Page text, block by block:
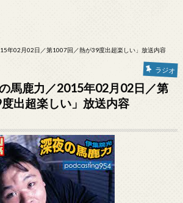
年02月02日／第1007回／熱が39度出超楽しい」放送内容
ラジオ
の馬鹿力／2015年02月02日／第
出超楽しい」放送内容